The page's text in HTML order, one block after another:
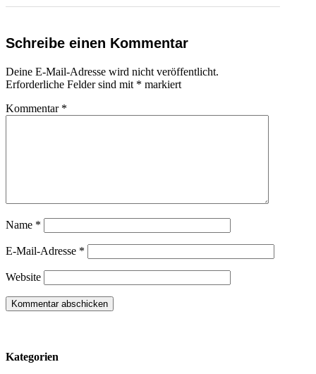
Schreibe einen Kommentar
Deine E-Mail-Adresse wird nicht veröffentlicht.
Erforderliche Felder sind mit * markiert
Kommentar *
Name *
E-Mail-Adresse *
Website
Kategorien